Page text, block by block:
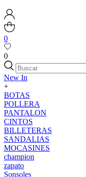
0
0
New In
+
BOTAS
POLLERA
PANTALON
CINTOS
BILLETERAS
SANDALIAS
MOCASINES
champion
zapato
Sonsoles